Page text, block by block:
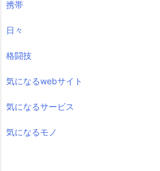
携帯
日々
格闘技
気になるwebサイト
気になるサービス
気になるモノ